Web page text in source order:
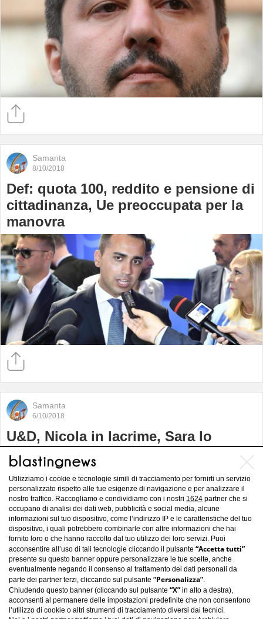
Samanta
8/10/2018
Def: quota 100, reddito e pensione di
cittadinanza, Ue preoccupata per la
manovra
Samanta
6/10/2018
U&D, Nicola in lacrime, Sara lo
tradiva, De Filippi dice: ‘La porta è
aperta’
Utilizziamo i cookie e tecnologie simili di tracciamento per fornirti un servizio
personalizzato rispetto alle tue esigenze di navigazione e per analizzare il
nostro traffico. Raccogliamo e condividiamo con i nostri 1624 partner che si
occupano di analisi dei dati web, pubblicità e social media, alcune
informazioni sul tuo dispositivo, come l’indirizzo IP e le caratteristiche del tuo
dispositivo, i quali potrebbero combinarle con altre informazioni che hai
fornito loro o che hanno raccolto dal tuo utilizzo dei loro servizi. Puoi
acconsentire all’uso di tali tecnologie cliccando il pulsante “Accetta tutti”
presente su questo banner oppure personalizzare le tue scelte, anche
eventualmente negando il consenso al trattamento dei dati personali da
parte dei partner terzi, cliccando sul pulsante “Personalizza”.
Chiudendo questo banner (cliccando sul pulsante “X” in alto a destra),
acconsenti al permanere delle impostazioni predefinite che non consentono
l’utilizzo di cookie o altri strumenti di tracciamento diversi dai tecnici.